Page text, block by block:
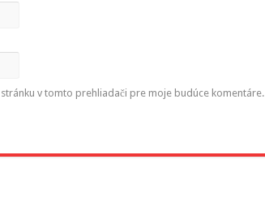
v tomto prehliadači pre moje budúce komentáre.